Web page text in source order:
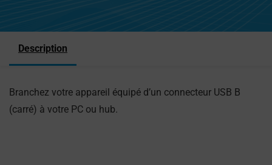
Description
Branchez votre appareil équipé d’un connecteur USB B
(carré) à votre PC ou hub.